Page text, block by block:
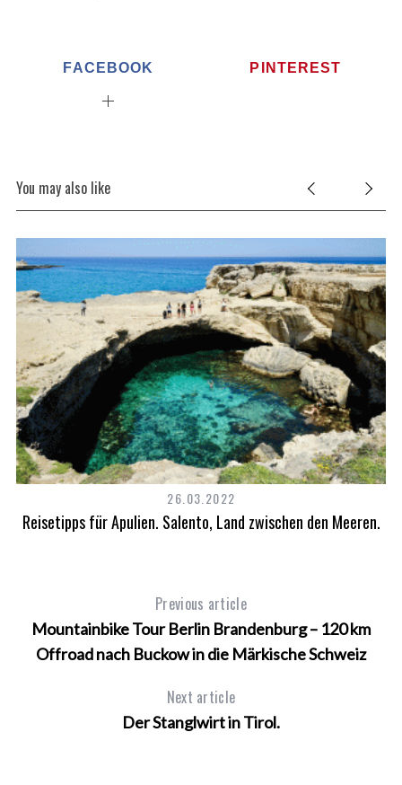
FACEBOOK PINTEREST
You may also like
26.03.2022
Reisetipps für Apulien. Salento, Land zwischen den Meeren.
Previous article
Mountainbike Tour Berlin Brandenburg – 120 km
Offroad nach Buckow in die Märkische Schweiz
Next article
Der Stanglwirt in Tirol.